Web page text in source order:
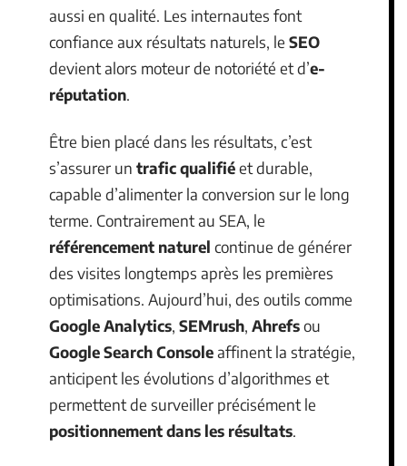
aussi en qualité. Les internautes font
confiance aux résultats naturels, le SEO
devient alors moteur de notoriété et d’e-
réputation.
Être bien placé dans les résultats, c’est
s’assurer un trafic qualifiéet durable,
capable d’alimenter la conversion sur le long
terme. Contrairement au SEA, le
référencement naturel continue de générer
des visites longtemps après les premières
optimisations. Aujourd’hui, des outils comme
Google Analytics, SEMrush, Ahrefsou
Google Search Consoleaffinent la stratégie,
anticipent les évolutions d’algorithmes et
permettent de surveiller précisément le
positionnement dans les résultats.